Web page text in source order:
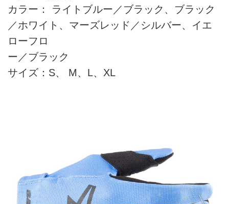
カラー： ライトブルー／ブラック、ブラック
／ホワイト、マーズレッド／シルバー、イエ
ローフロ
ー／ブラック
サイズ：S、 M、L、XL